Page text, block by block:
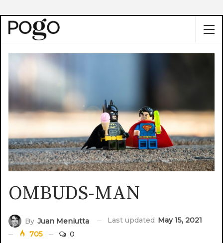
OMBUDS-MAN
By Juan Meniutta Last updated May 15, 2021
705
0